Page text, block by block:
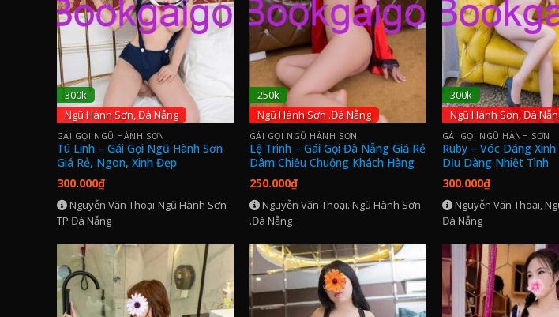
300k
Ngũ Hành Sơn, Đà Nẵng
GÁI GỌI NGŨ HÀNH SƠN
Tú Linh – Gái Gọi Ngũ Hành Sơn
Giá Rẻ, Ngon, Xinh Đẹp
300.000₫
Nguyễn Văn Thoại-Ngũ Hành Sơn -
TP Đà Nẵng
250k
Ngũ Hành Sơn .Đà Nẵng
GÁI GỌI NGŨ HÀNH SƠN
Lệ Trinh – Gái Gọi Đà Nẵng Giá Rẻ
Dâm Chiều Chuộng Khách Hàng
250.000₫
Nguyễn Văn Thoại. Ngũ Hành Sơn
.Đà Nẵng
300k
Ngũ Hành Sơn, Đà
GÁI GỌI NGŨ HÀNH SƠN
Ruby – Vóc Dáng
Dịu Dàng Nhiệt Tình
300.000₫
Nguyễn Văn Thoại,
Đà Nẵng